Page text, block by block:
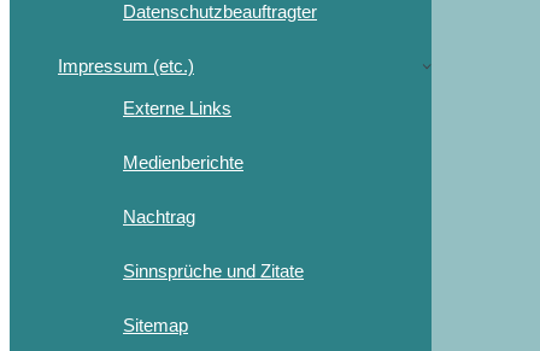
Datenschutzbeauftragter
Impressum (etc.)
Externe Links
Medienberichte
Nachtrag
Sinnsprüche und Zitate
Sitemap